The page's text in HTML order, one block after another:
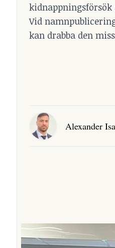
Vid
kan drabba den
Alexander Isa